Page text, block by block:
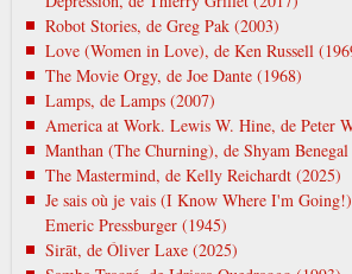
Robot Stories, de Greg Pak (2003)
Love (Women in Love), de Ken Russell
The Movie Orgy, de Joe Dante (1968)
Lamps, de Lamps (2007)
America at Work. Lewis W. Hine, de Peter
Manthan (The Churning), de Shyam
The Mastermind, de Kelly Reichardt (2025)
Je sais où je vais (I Know Where I'm
Emeric Pressburger (1945)
Sirāt, de Óliver Laxe (2025)